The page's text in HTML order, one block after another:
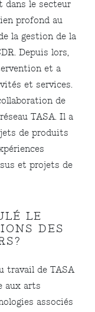
dans le secteur
profond au
la gestion de la
Depuis lors,
et a
et services.
de
TASA. Il a
de produits
et projets de
LE
DES
travail de TASA
aux arts
associés